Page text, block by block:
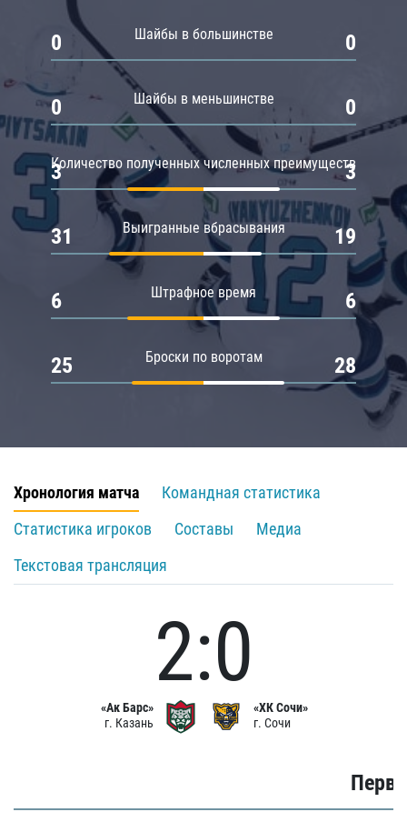
Шайбы в большинстве
0 0
Шайбы в меньшинстве
0 0
Количество полученных численных преимуществ
3 3
Выигранные вбрасывания
31 19
Штрафное время
6 6
Броски по воротам
25 28
Хронология матча
Командная статистика
Статистика игроков
Составы
Медиа
Текстовая трансляция
«Ак Барс»
г. Казань
2:0
«ХК Сочи»
г. Сочи